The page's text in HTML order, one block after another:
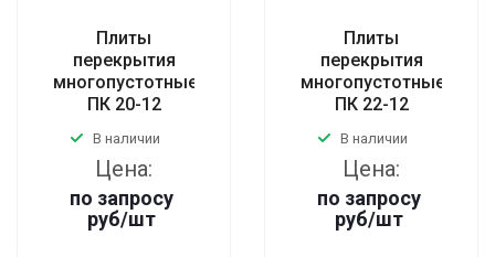
Плиты
перекрытия
многопустотные
ПК 20-12
В наличии
Цена:
по запросу
руб/шт
Плиты
перекрытия
многопустотные
ПК 22-12
В наличии
Цена:
по запросу
руб/шт